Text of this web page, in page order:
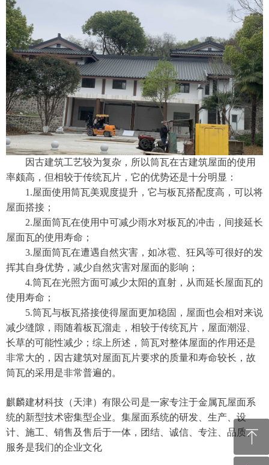
因古建筑工艺较为复杂，所以筒瓦在古建筑屋面的使用
率颇高，但相较于传统瓦片，它的优势还是十分明显：
1.屋面使用筒瓦美观度提升，它与板瓦搭配度高，可以将
屋面搭接；
2.屋面筒瓦在使用中可减少雨水对板瓦的冲击，间接延长
屋面瓦的使用寿命；
3.屋面筒瓦在遭遇自然灾害，如冰雹、狂风等可很好的发
挥其自身优势，减少自然灾害对屋面的影响；
4.筒瓦在光照方面可减少太阳的直射，从而延长屋面瓦的
使用寿命；
5.筒瓦与板瓦搭接使得屋面更加稳固，屋面也会相对来说
减少缝隙，雨随着板瓦溜走，相较于传统瓦片，屋面潮湿、
长草的可能性减少；综上所述，筒瓦对整体屋面的作用还是
非常大的，因古建筑对屋面瓦片要求的质量和寿命较长，故
筒瓦的采用是非常普遍的。
麒麟建材科技（天津）有限公司是一家专注于金属瓦屋面系
统的新型技术密集型企业。集屋面系统的研发、生产、设
计、施工、销售及售后于一体，团结、诚信、专注、品质、
服务是我们的企业文化
ꁸ